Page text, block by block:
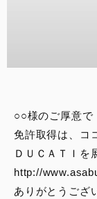
スタッフ
○○様のご厚意で
免許取得は、コ
ＤＵＣＡＴＩを
http://
ありがとうござ